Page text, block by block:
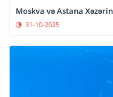
Moskva və Astana
31-10-2025